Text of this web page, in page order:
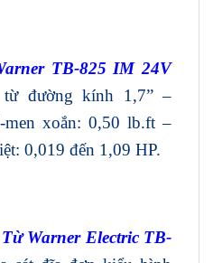
TB-825 IM 24V
đường kính 1,7” –
men xoắn: 0,50 lb.ft –
0,019 đến 1,09 HP.
Warner Electric TB-